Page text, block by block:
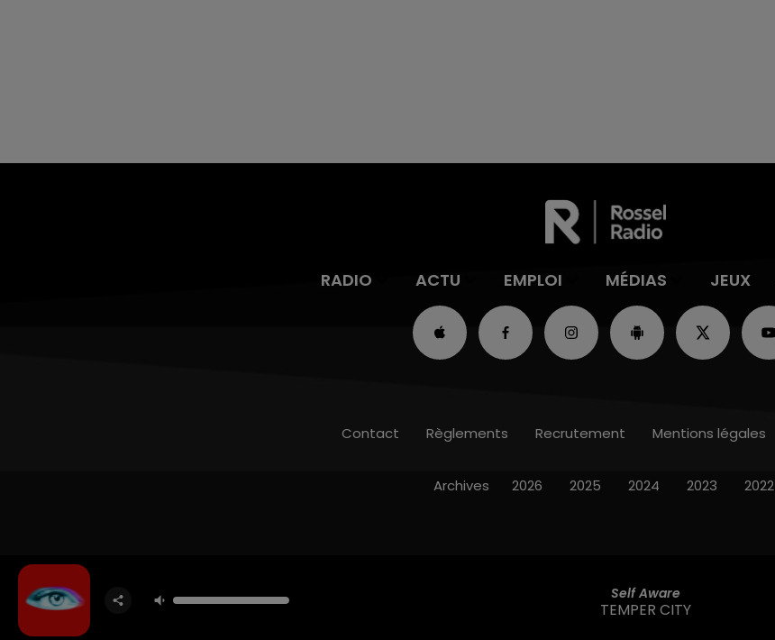
RADIO ACTU EMPLOI MÉDIAS JEUX
Self Aware
TEMPER CITY
Contact Règlements Recrutement Mentions légales
Archives 2026 2025 2024 2023 2022